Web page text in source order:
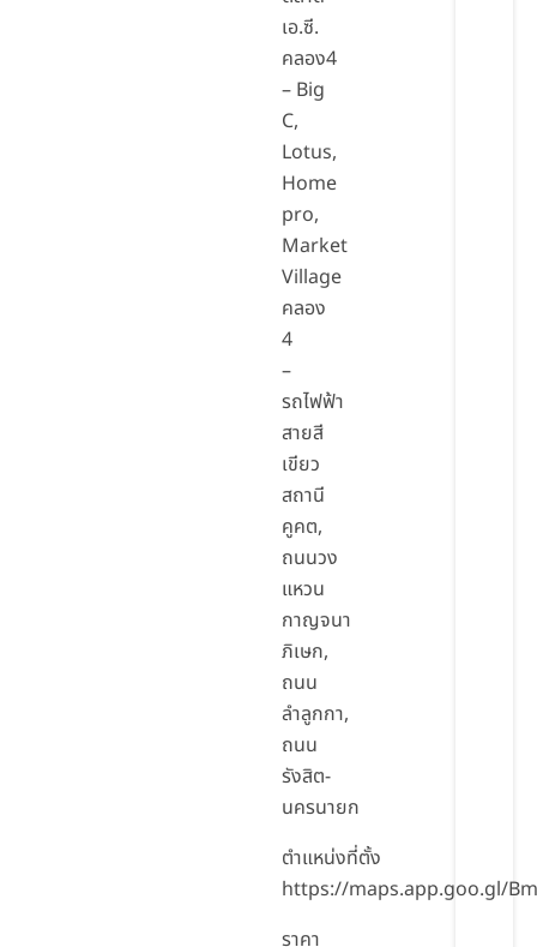
เอ.ซี.
คลอง4
– Big
C,
Lotus,
Home
pro,
Market
Village
คลอง
4
–
รถไฟฟ้า
สายสี
เขียว
สถานี
คูคต,
ถนนวง
แหวน
กาญจนา
ภิเษก,
ถนน
ลำลูกกา,
ถนน
รังสิต-
นครนายก
ตำแหน่งที่ตั้ง
https://maps.app.goo.gl/
ราคา